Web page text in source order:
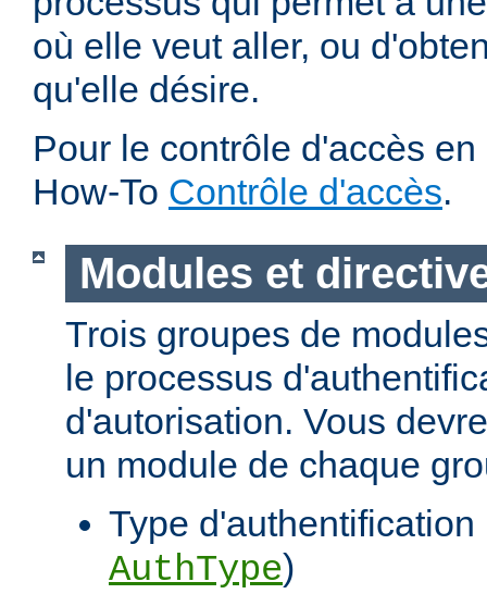
où elle veut aller, ou
qu'elle désire.
Pour le contrôle d'accès
How-To Contrôle d'accès.
Modules et
Trois groupes de
le processus
d'autorisation. Vous
un module de chaque
Type
AuthType)